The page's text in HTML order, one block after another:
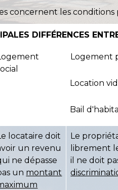
concernent les
DIFFÉRENCES
Logement
Location
Bail
locataire doit
un revenu
ne dépasse
un montant
Le
librement
il ne doit